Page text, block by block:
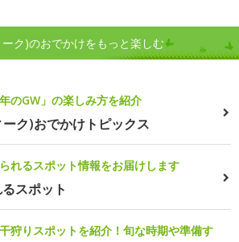
ク)のおでかけをもっと楽しむ
のGW」の楽しみ方を紹介
ク)おでかけトピックス
れるスポット情報をお届けします
スポット
狩りスポットを紹介！旬な時期や準備す